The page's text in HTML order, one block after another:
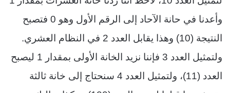
وأعدنا في حانة اﻵحاد إلى الرقم اﻷول وهو 0 فتصبح
النتيجة (10) وهذا يقابل العدد 2 في النظام العشري.
ولتمثيل العدد 3 فإننا نزيد الخانة الأولى بمقدار 1 ليصبح
العدد (11)، ولتمثيل العدد 4 سنحتاج إلى خانة ثالثة